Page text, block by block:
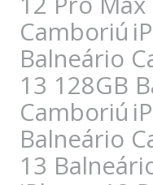
Camboriú
Balneário
13 128GB
Camboriú
Balneário
13